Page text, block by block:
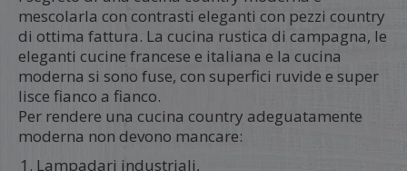
mescolarla con contrasti eleganti con pezzi country
di ottima fattura. La cucina rustica di campagna, le
eleganti cucine francese e italiana e la cucina
moderna si sono fuse, con superfici ruvide e super
lisce fianco a fianco.
Per rendere una cucina country adeguatamente
moderna non devono mancare:
Lampadari industriali,